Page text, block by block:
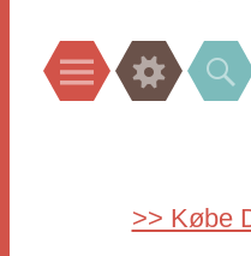
Menu Widgets
>> Købe